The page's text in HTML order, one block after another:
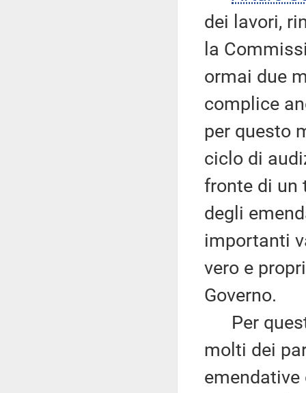
dei lavori,
la
ormai due
complice
per questo
ciclo di
fronte di un
degli
importanti
vero e
Governo.
Per
molti dei
emendative